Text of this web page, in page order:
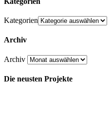
Kategorien
Archiv
Archiv
Die neusten Projekte